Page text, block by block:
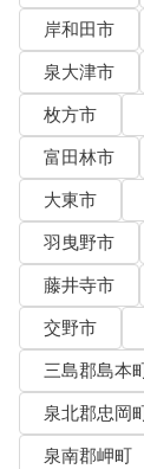
岸和田市
泉大津市
枚方市
富田林市
大東市
羽曳野市
藤井寺市
交野市
三島郡島本
泉北郡忠岡
泉南郡岬町